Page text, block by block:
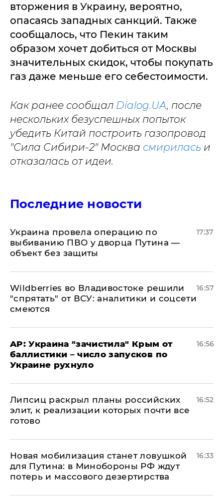
вторжения в Украину, вероятно,
опасаясь западных санкций. Также
сообщалось, что Пекин таким
образом хочет добиться от Москвы
значительных скидок, чтобы покупать
газ даже меньше его себестоимости.
Как ранее сообщал Dialog.UA, после
нескольких безуспешных попыток
убедить Китай построить газопровод
"Сила Сибири-2" Москва смирилась и
отказалась от идеи.
Последние новости
Украина провела операцию по
выбиванию ПВО у дворца Путина —
объект без защиты
17:37
Wildberries во Владивостоке решили
"спрятать" от ВСУ: аналитики и соцсети
смеются
16:57
AP: Украина "зачистила" Крым от
баллистики – число запусков по
Украине рухнуло
16:56
Липсиц раскрыл планы российских
элит, к реализации которых почти все
готово
16:52
​Новая мобилизация станет ловушкой
для Путина: в Минобороны РФ ждут
потерь и массового дезертирства
16:33